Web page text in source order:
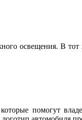
освещения. В
помогут